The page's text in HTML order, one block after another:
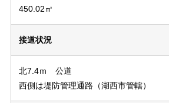
450.02㎡
接道状況
北7.4ｍ 公道
西側は堤防管理通路（湖西市管轄）